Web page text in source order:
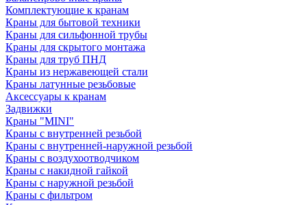
Комплектующие к кранам
Краны для бытовой техники
Краны для сильфонной трубы
Краны для скрытого монтажа
Краны для труб ПНД
Краны из нержавеющей стали
Краны латунные резьбовые
Аксессуары к кранам
Задвижки
Краны "MINI"
Краны с внутренней резьбой
Краны с внутренней-наружной резьбой
Краны с воздухоотводчиком
Краны с накидной гайкой
Краны с наружной резьбой
Краны с фильтром